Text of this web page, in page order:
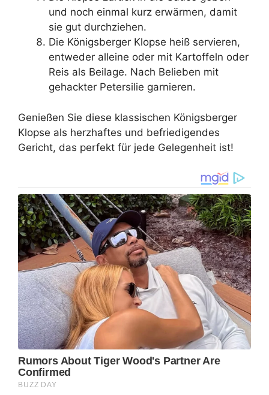
und noch einmal kurz erwärmen, damit
sie gut durchziehen.
Die Königsberger Klopse heiß servieren,
entweder alleine oder mit Kartoffeln oder
Reis als Beilage. Nach Belieben mit
gehackter Petersilie garnieren.
Genießen Sie diese klassischen Königsberger
Klopse als herzhaftes und befriedigendes
Gericht, das perfekt für jede Gelegenheit ist!